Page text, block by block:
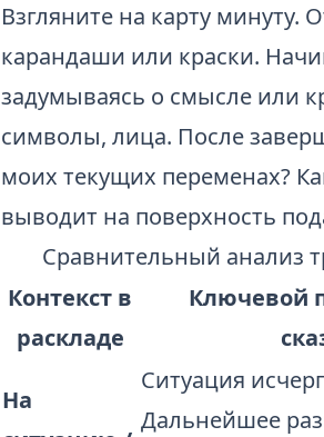
Взгляните на карту минуту.
карандаши или краски.
задумываясь о смысле или
символы, лица. После
моих текущих переменах?
выводит на поверхность
Сравнительный анализ
Контекст в
раскладе
Ключевой
На
Ситуация
Дальнейшее